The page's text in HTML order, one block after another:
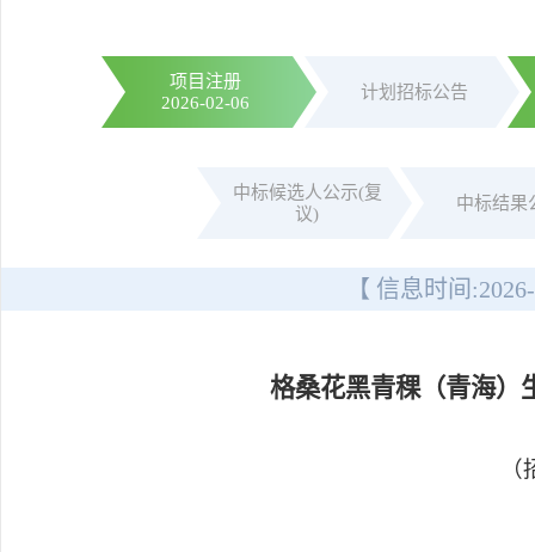
项目注册
2026-02-06
计划招标公告
中标候选人公示(复
议)
中标结果
【 信息时间:
格桑花黑青稞（青海）